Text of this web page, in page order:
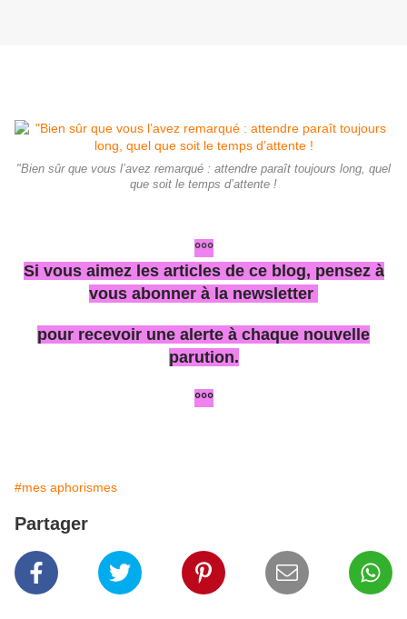
"Bien sûr que vous l’avez remarqué : attendre paraît toujours long, quel
que soit le temps d’attente !
°°°
Si vous aimez les articles de ce blog, pensez à
vous abonner à la newsletter
pour recevoir une alerte à chaque nouvelle
parution.
°°°
#mes aphorismes
Partager